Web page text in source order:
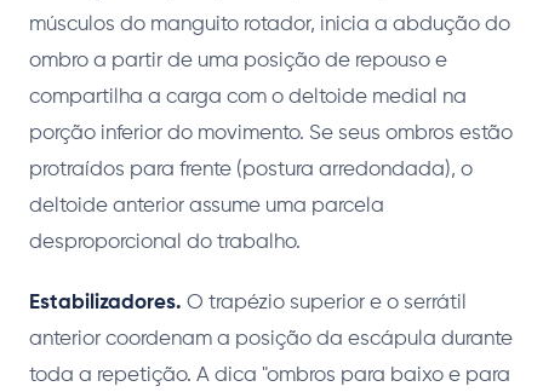
músculos do manguito rotador, inicia a abdução do
ombro a partir de uma posição de repouso e
compartilha a carga com o deltoide medial na
porção inferior do movimento. Se seus ombros estão
protraídos para frente (postura arredondada), o
deltoide anterior assume uma parcela
desproporcional do trabalho.
Estabilizadores. O trapézio superior e o serrátil
anterior coordenam a posição da escápula durante
toda a repetição. A dica "ombros para baixo e para